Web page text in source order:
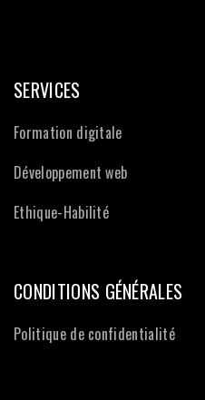
SERVICES
Formation digitale
Développement web
Ethique-Habilité
CONDITIONS GÉNÉRALES
Politique de confidentialité